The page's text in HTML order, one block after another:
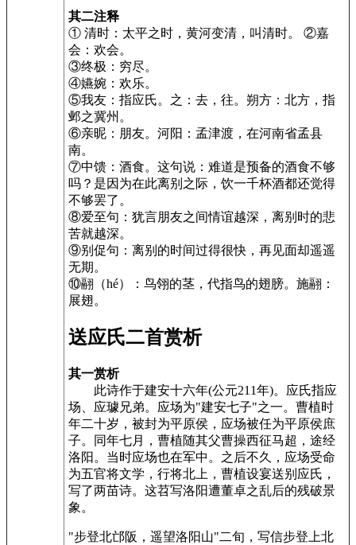
其二注释
① 清时：太平之时，黄河变清，叫清时。 ②嘉
会：欢会。
③终极：穷尽。
④嬿婉：欢乐。
⑤我友：指应氏。之：去，往。朔方：北方，指
邺之冀州。
⑥亲昵：朋友。河阳：孟津渡，在河南省孟县
南。
⑦中馈：酒食。这句说：难道是预备的酒食不够
吗？是因为在此离别之际，饮一千杯酒都还觉得
不够罢了。
⑧爱至句：犹言朋友之间情谊越深，离别时的悲
苦就越深。
⑨别促句：离别的时间过得很快，再见面却遥遥
无期。
⑩翮（hé）：鸟翎的茎，代指鸟的翅膀。施翮：
展翅。
送应氏二首赏析
其一赏析
此诗作于建安十六年(公元211年)。应氏指应
场、应璩兄弟。应场为"建安七子"之一。曹植时
年二十岁，被封为平原侯，应场被任为平原侯庶
子。同年七月，曹植随其父曹操西征马超，途经
洛阳。当时应场也在军中。之后不久，应场受命
为五官将文学，行将北上，曹植设宴送别应氏，
写了两苗诗。这苕写洛阳遭董卓之乱后的残破景
象。
"步登北邙阪，遥望洛阳山"二旬，写信步登上北